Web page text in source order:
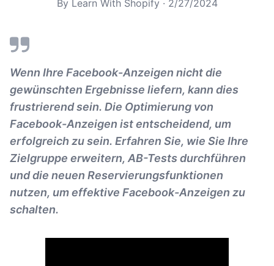
By Learn With Shopify · 2/27/2024
Wenn Ihre Facebook-Anzeigen nicht die
gewünschten Ergebnisse liefern, kann dies
frustrierend sein. Die Optimierung von
Facebook-Anzeigen ist entscheidend, um
erfolgreich zu sein. Erfahren Sie, wie Sie Ihre
Zielgruppe erweitern, AB-Tests durchführen
und die neuen Reservierungsfunktionen
nutzen, um effektive Facebook-Anzeigen zu
schalten.